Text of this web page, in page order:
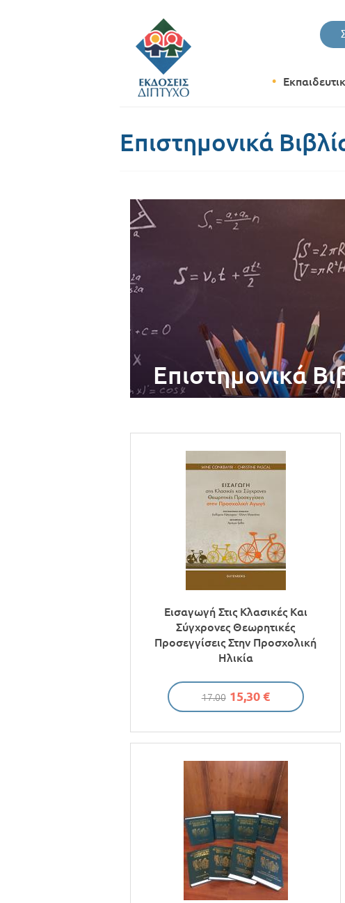
Επιστημονικά
Επιστημονικά
Εισαγωγή Στις Κλασικές Και
Σύγχρονες Θεωρητικές
Προσεγγίσεις Στην Προσχολική
Ηλικία
17.00 15,30 €